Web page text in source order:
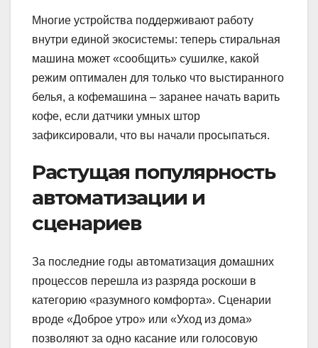
Многие устройства поддерживают работу
внутри единой экосистемы: теперь стиральная
машина может «сообщить» сушилке, какой
режим оптимален для только что выстиранного
белья, а кофемашина – заранее начать варить
кофе, если датчики умных штор
зафиксировали, что вы начали просыпаться.
Растущая популярность
автоматизации и
сценариев
За последние годы автоматизация домашних
процессов перешла из разряда роскоши в
категорию «разумного комфорта». Сценарии
вроде «Доброе утро» или «Уход из дома»
позволяют за одно касание или голосовую